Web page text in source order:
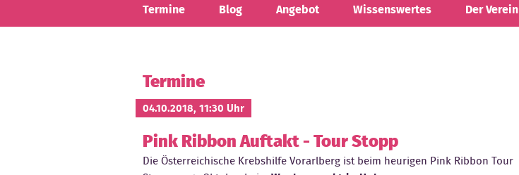
Termine Blog Angebot Wissenswertes Der Verein
Termine
04.10.2018, 11:30 Uhr
Pink Ribbon Auftakt - Tour Stopp
Die Österreichische Krebshilfe Vorarlberg ist beim heurigen Pink Ribbon Tour